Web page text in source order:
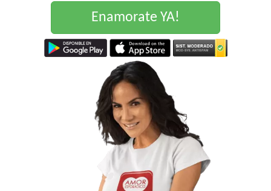
Enamorate YA!